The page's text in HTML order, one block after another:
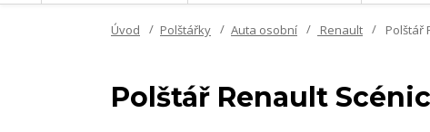
Úvod Polštářky Auta osobní Renault Polštář
Polštář Renault